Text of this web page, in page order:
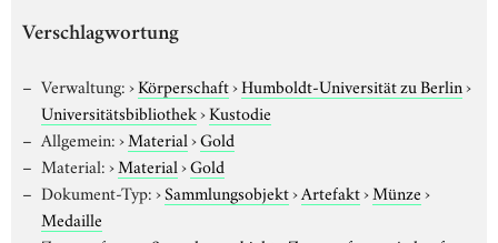
Verschlagwortung
Verwaltung:›Körperschaft›Humboldt-Universität zu Berlin›
Universitätsbibliothek›Kustodie
Allgemein:›Material›Gold
Material:›Material›Gold
Dokument-Typ:›Sammlungsobjekt›Artefakt›Münze›
Medaille